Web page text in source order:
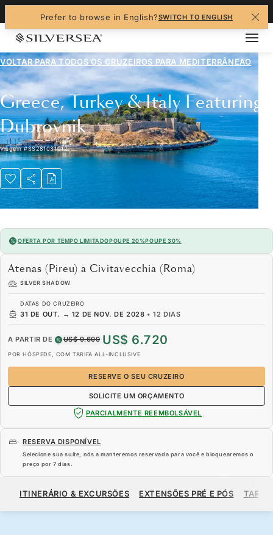
Prefer to browse in English?SWITCH TO ENGLISH
VOLTAR PARA TODOS OS CRUZEIROS PARA MEDITERRÂNEAO
Greece, Turkey & Italy Featuring
Dubrovnik
Viagem#SS281031012
OFERTA POR TEMPO LIMITADOPOUPE 20%POUPE 30%
Atenas (Pireu) a Civitavecchia (Roma)
SILVER SHADOW
DATAS DO CRUZEIRO
31 DE OUT. → 12 DE NOV. DE 2028 •12 DIAS
A PARTIR DE US$ 9.600 US$ 6.720
POR HÓSPEDE, COM TARIFA ALL-INCLUSIVE
RESERVE O SEU CRUZEIRO
SOLICITE UM ORÇAMENTO
PARCIALMENTE REEMBOLSÁVEL
RESERVA DISPONÍVEL
Selecione sua suíte, nós a manteremos reservada para você e bloquearemos o
preço por 7 dias.
A PARTIR DE US$ 6.720
ITINERÁRIO & EXCURSÕES EXTENSÕES PRÉ E PÓS